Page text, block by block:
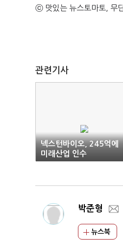
ⓒ 맛있는 뉴스토마토, 무
관련기사
넥스턴바이오, 245억에
미래산업 인수
박준형
뉴스북